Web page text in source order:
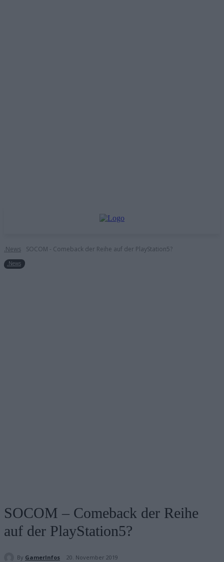
.News SOCOM - Comeback der Reihe auf der PlayStation5?
.News
SOCOM – Comeback der Reihe
auf der PlayStation5?
By GamerInfos 20. November 2019